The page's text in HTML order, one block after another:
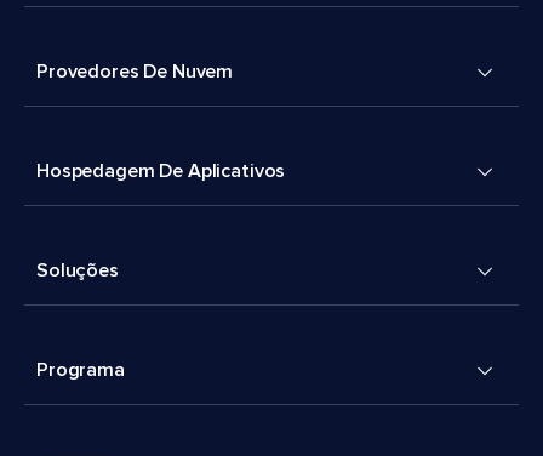
Provedores De Nuvem
Hospedagem De Aplicativos
Soluções
Programa